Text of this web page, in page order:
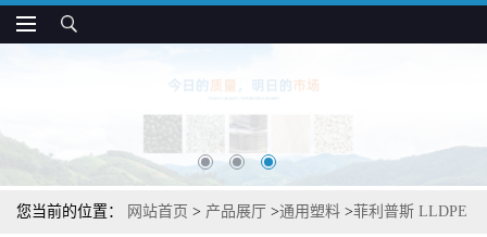
您当前的位置： 网站首页 > 产品展厅 >通用塑料 >菲利普斯 LLDPE